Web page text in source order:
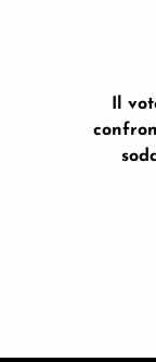
Il